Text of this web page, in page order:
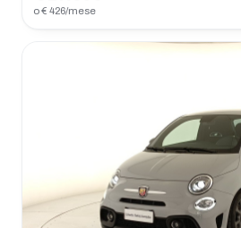
o € 426/mese